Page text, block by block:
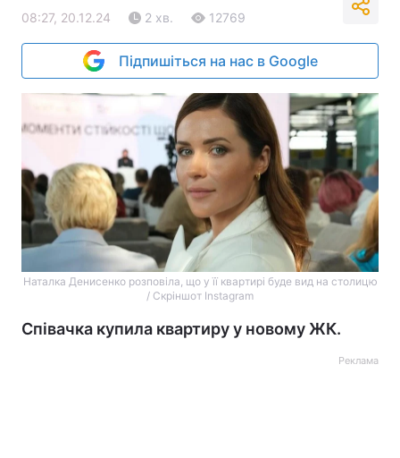
08:27, 20.12.24 2 хв. 12769
Підпишіться на нас в Google
Наталка Денисенко розповіла, що у її квартирі буде вид на столицю
/ Скріншот Instagram
Співачка купила квартиру у новому ЖК.
Реклама